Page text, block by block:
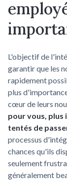
L'objectif de
garantir que les
rapidement
plus
cœur de leurs
pour vous, plus
tentés de
processus
chances qu'ils
seulement
généralement